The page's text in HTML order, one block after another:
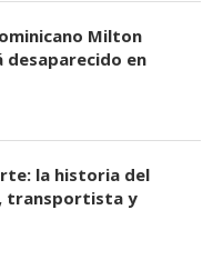
Milton
desaparecido en
la historia del
transportista y